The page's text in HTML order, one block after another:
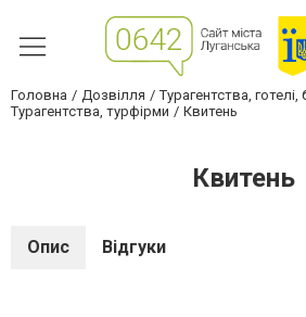
Головна Дозвілля
Турагентства, готелі,
Турагентства, турфірми
Квитень
Квитень
Опис Відгуки